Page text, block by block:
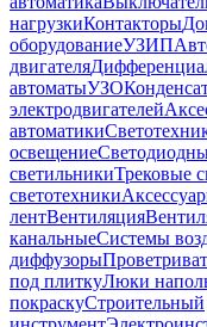
нагрузкиКонтакторы
оборудованиеУЗИП
двигателя
автоматыУЗО
электродвигателей
автоматики
освещение
светильникиТрековые
светотехники
лентВентиляция
канальныеСистемы
диффузоры
под плиткуЛюки
покраскуСтроительный